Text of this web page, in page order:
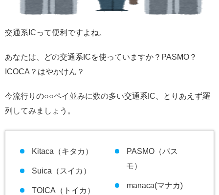
交通系ICって便利ですよね。
あなたは、どの交通系ICを使っていますか？PASMO？
ICOCA？はやかけん？
今流行りの○○ペイ並みに数の多い交通系IC、とりあえず羅
列してみましょう。
Kitaca（キタカ）
Suica（スイカ）
TOICA（トイカ）
PASMO（パス
モ）
manaca(マナカ)